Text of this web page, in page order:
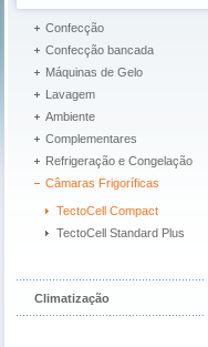
Confecção
Confecção bancada
Máquinas de Gelo
Lavagem
Ambiente
Complementares
Refrigeração e Congelação
Câmaras Frigoríficas
TectoCell Compact
TectoCell Standard Plus
Climatização